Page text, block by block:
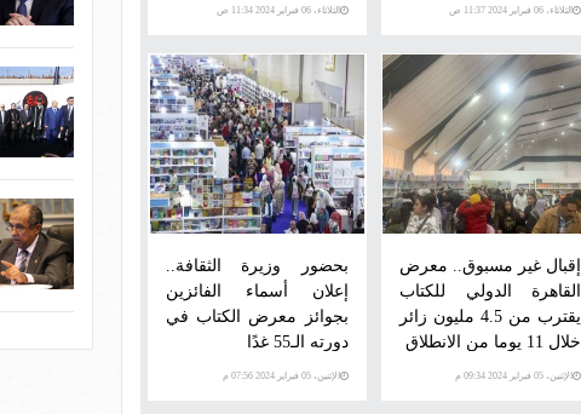
الثلاثاء، 06 فبراير 2024 11:37 ص الثلاثاء، 06 فبراير 2024 11:34 ص
إقبال غير مسبوق.. معرض
القاهرة الدولي للكتاب
يقترب من 4.5 مليون زائر
خلال 11 يوما من الانطلاق
الإثنين، 05 فبراير 2024 09:34 م
بحضور وزيرة الثقافة..
إعلان أسماء الفائزين
بجوائز معرض الكتاب في
دورته الـ55 غدًا
الإثنين، 05 فبراير 2024 07:56 م